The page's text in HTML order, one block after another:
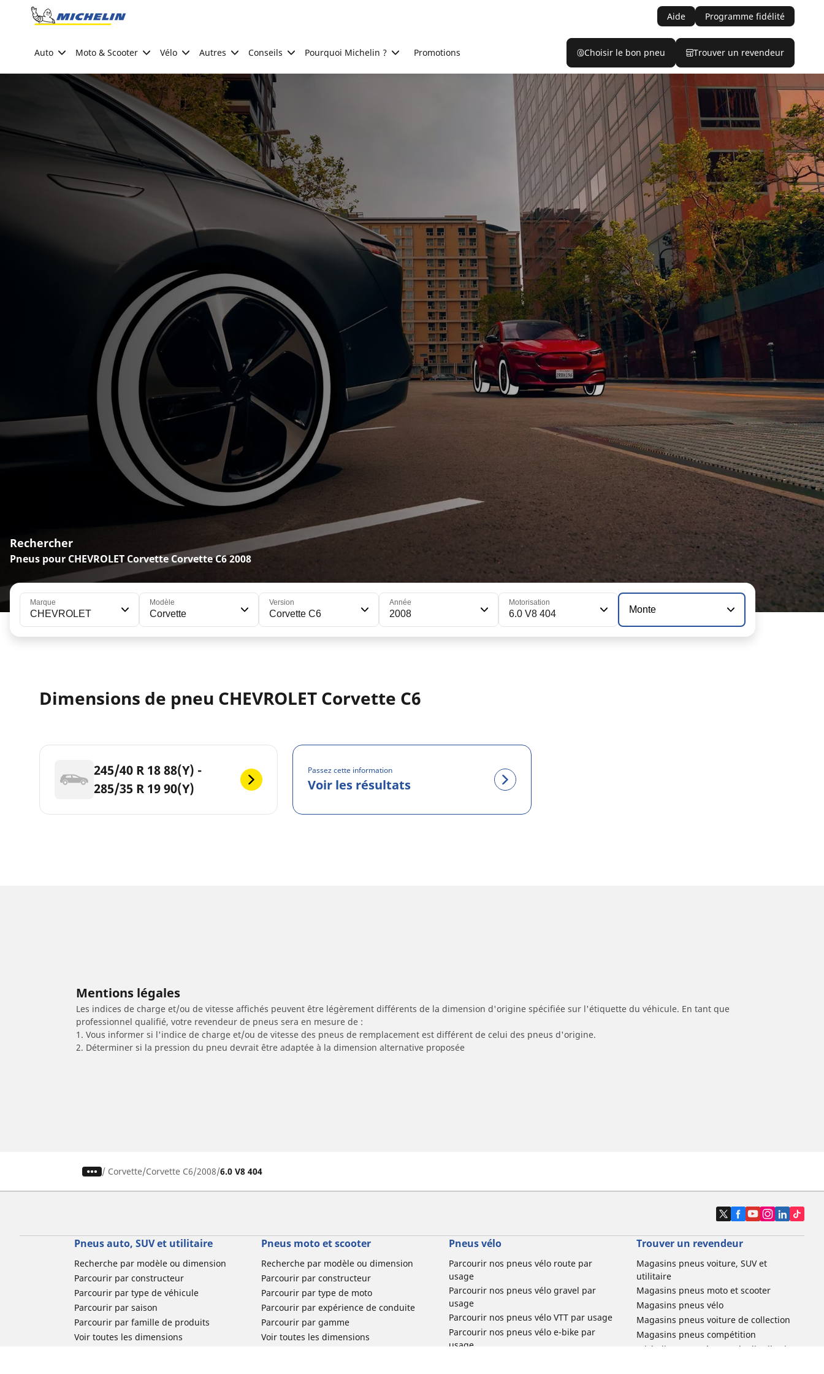
Go to page content
Aide Programme fidélité
Auto Moto & Scooter Vélo Autres Conseils Pourquoi Michelin ? Promotions Choisir le bon pneu Trouver un revendeur
Rechercher
Pneus pour CHEVROLET Corvette Corvette C6 2008
Marque
CHEVROLET
Modèle
Corvette
Version
Corvette C6
Année
2008
Motorisation
6.0 V8 404 Monte
Dimensions de pneu CHEVROLET Corvette C6
245/40 R 18 88(Y) -
285/35 R 19 90(Y)
Passez cette information
Voir les résultats
Mentions légales
Les indices de charge et/ou de vitesse affichés peuvent être légèrement différents de la dimension d'origine spécifiée sur l'étiquette du véhicule. En tant que
professionnel qualifié, votre revendeur de pneus sera en mesure de :
1. Vous informer si l'indice de charge et/ou de vitesse des pneus de remplacement est différent de celui des pneus d'origine.
2. Déterminer si la pression du pneu devrait être adaptée à la dimension alternative proposée
/ Corvette Corvette C6 2008 6.0 V8 404
Pneus auto, SUV et utilitaire
Recherche par modèle ou dimension
Parcourir par constructeur
Parcourir par type de véhicule
Parcourir par saison
Parcourir par famille de produits
Voir toutes les dimensions
Pneus moto et scooter
Recherche par modèle ou dimension
Parcourir par constructeur
Parcourir par type de moto
Parcourir par expérience de conduite
Parcourir par gamme
Voir toutes les dimensions
Pneus vélo
Parcourir nos pneus vélo route par
usage
Parcourir nos pneus vélo gravel par
usage
Parcourir nos pneus vélo VTT par usage
Parcourir nos pneus vélo e-bike par
usage
Trouver un revendeur
Magasins pneus voiture, SUV et
utilitaire
Magasins pneus moto et scooter
Magasins pneus vélo
Magasins pneus voiture de collection
Magasins pneus compétition
Michelin et ses réseaux de distribution